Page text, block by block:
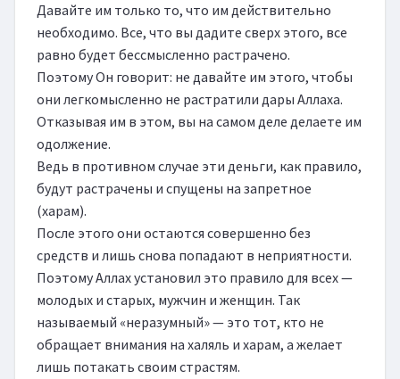
Давайте им только то, что им действительно
необходимо. Все, что вы дадите сверх этого, все
равно будет бессмысленно растрачено.
Поэтому Он говорит: не давайте им этого, чтобы
они легкомысленно не растратили дары Аллаха.
Отказывая им в этом, вы на самом деле делаете им
одолжение.
Ведь в противном случае эти деньги, как правило,
будут растрачены и спущены на запретное
(харам).
После этого они остаются совершенно без
средств и лишь снова попадают в неприятности.
Поэтому Аллах установил это правило для всех —
молодых и старых, мужчин и женщин. Так
называемый «неразумный» — это тот, кто не
обращает внимания на халяль и харам, а желает
лишь потакать своим страстям.